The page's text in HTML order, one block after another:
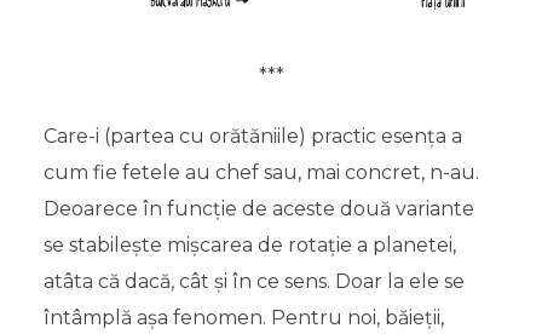
***
Care-i (partea cu orătăniile) practic esența a
cum fie fetele au chef sau, mai concret, n-au.
Deoarece în funcție de aceste două variante
se stabilește mișcarea de rotație a planetei,
atâta că dacă, cât și în ce sens. Doar la ele se
întâmplă așa fenomen. Pentru noi, băieții,